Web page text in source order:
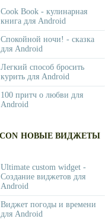
Cook Book - кулинарная
книга для Android
Спокойной ночи! - сказка
для Android
Легкий способ бросить
курить для Android
100 притч о любви для
Android
НОВЫЕ ВИДЖЕТЫ
Ultimate custom widget -
Создание виджетов для
Android
Виджет погоды и времени
для Android